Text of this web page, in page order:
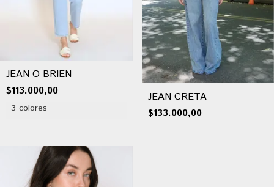
JEAN O BRIEN
$113.000,00
3 colores
JEAN CRETA
$133.000,00